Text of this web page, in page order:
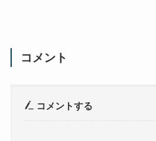
コメント
コメントする